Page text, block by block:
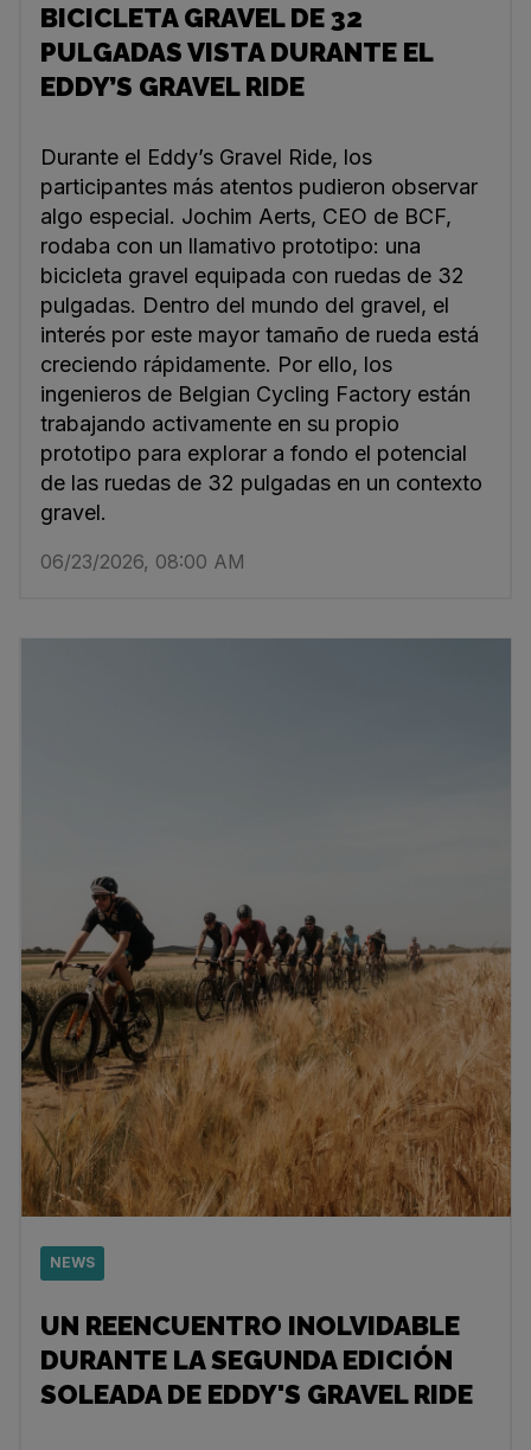
BICICLETA GRAVEL DE 32
PULGADAS VISTA DURANTE EL
EDDY’S GRAVEL RIDE
Durante el Eddy’s Gravel Ride, los
participantes más atentos pudieron observar
algo especial. Jochim Aerts, CEO de BCF,
rodaba con un llamativo prototipo: una
bicicleta gravel equipada con ruedas de 32
pulgadas. Dentro del mundo del gravel, el
interés por este mayor tamaño de rueda está
creciendo rápidamente. Por ello, los
ingenieros de Belgian Cycling Factory están
trabajando activamente en su propio
prototipo para explorar a fondo el potencial
de las ruedas de 32 pulgadas en un contexto
gravel.
06/23/2026, 08:00 AM
NEWS
UN REENCUENTRO INOLVIDABLE
DURANTE LA SEGUNDA EDICIÓN
SOLEADA DE EDDY'S GRAVEL RIDE